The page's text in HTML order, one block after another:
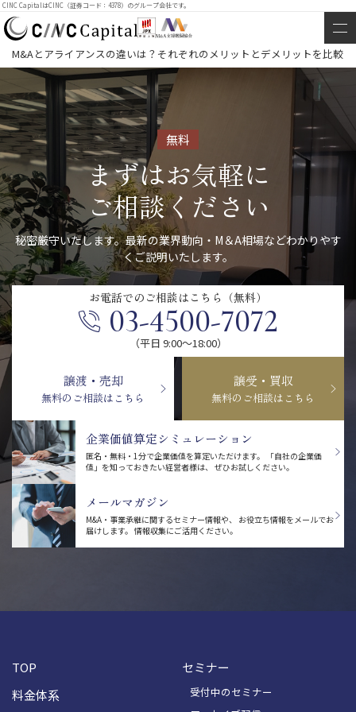
CINC CapitalはCINC（証券コード：4378）のグループ会社です。
M&Aとアライアンスの違いは？それぞれのメリットとデメリットを比較
無料
まずはお気軽に
ご相談ください
秘密厳守いたします。最新の業界動向・M＆A相場などわかりやす
くご説明いたします。
お電話での ご相談はこちら（無料）
03-4500-7072
（平日 9:00〜18:00）
譲渡・売却
無料のご相談はこちら
譲受・買収
無料のご相談はこちら
企業価値算定シミュレーション
匿名・無料・1分で企業価値を算定いただけます。
「自社の企業価
値」を知っておきたい経営者様は、 ぜひお試しください。
メールマガジン
M&A・事業承継に関するセミナー情報や、
お役立ち情報をメールでお
届けします。 情報収集にご活用ください。
TOP
料金体系
セミナー
受付中のセミナー